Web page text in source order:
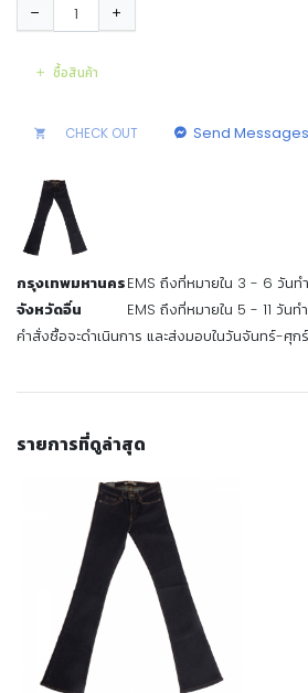
ซื้อสินค้า
CHECK OUT Send Messages
กรุงเทพมหานครEMS ถึงที่หมายใน 3 - 6 วันท
จังหวัดอื่น
EMS ถึงที่หมายใน 5 - 11 วันท
คำสั่งซื้อจะดำเนินการ และส่งมอบในวันจันทร์-ศุ
รายการที่ดูล่าสุด